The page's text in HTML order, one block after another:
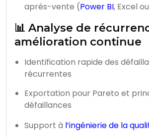
après-vente (Power BI, Excel
📊 Analyse de
amélioration continue
Identification rapide des
récurrentes
Exportation pour Pareto et
défaillances
Support à l’ingénierie de la